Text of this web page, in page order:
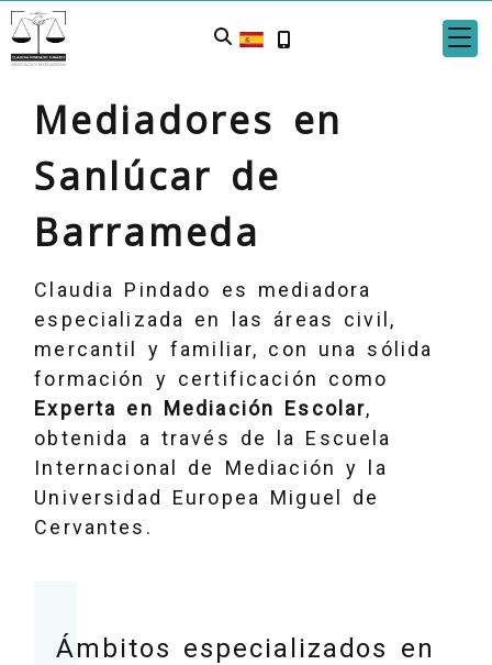
Mediadores en
Sanlúcar de
Barrameda
Claudia Pindado es mediadora
especializada en las áreas civil,
mercantil y familiar, con una sólida
formación y certificación como
Experta en Mediación Escolar,
obtenida a través de la Escuela
Internacional de Mediación y la
Universidad Europea Miguel de
Cervantes.
Ámbitos especializados en